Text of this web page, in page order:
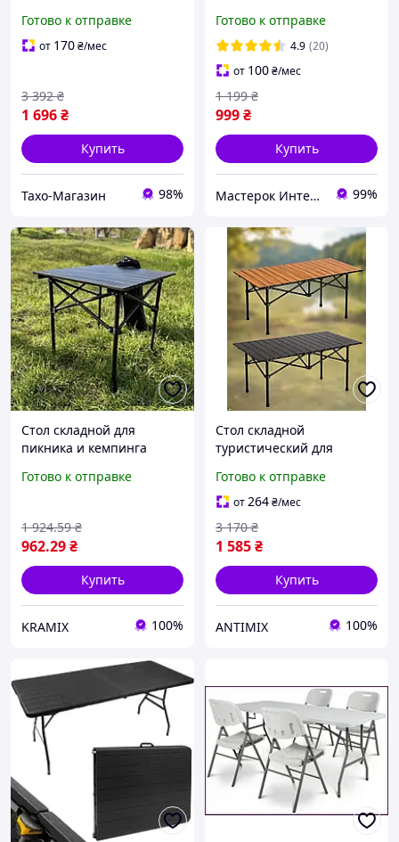
120х60 см), Стол складной
портативный, THO
Готово к отправке
от 170₴/мес
1 696₴
3 392 ₴
Купить
Тахо-Магазин 98%
удобный и практичный
стол для работы
Готово к отправке
4.9 (20)
от 100₴/мес
999₴
1 199 ₴
Купить
Мастерок Интернет магазин для каждого 99%
Стол складной для
пикника и кемпинга
компактный с чехлом для
транспортировки
Готово к отправке
962.29₴
1 924.59 ₴
Купить
KRAMIX 100%
Стол складной
туристический для
компактный с чехлом
удобный и легкий
Готово к отправке
от264₴/мес
1 585₴
3 170 ₴
Купить
ANTIMIX 100%